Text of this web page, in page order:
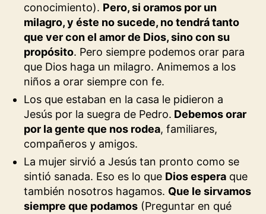
conocimiento). Pero, si oramos por un
milagro, y éste no sucede, no tendrá tanto
que ver con el amor de Dios, sino con su
propósito. Pero siempre podemos orar para
que Dios haga un milagro. Animemos a los
niños a orar siempre con fe.
Los que estaban en la casa le pidieron a
Jesús por la suegra de Pedro. Debemos orar
por la gente que nos rodea, familiares,
compañeros y amigos.
La mujer sirvió a Jesús tan pronto como se
sintió sanada. Eso es lo que Dios espera que
también nosotros hagamos. Que le sirvamos
siempre que podamos (Preguntar en qué